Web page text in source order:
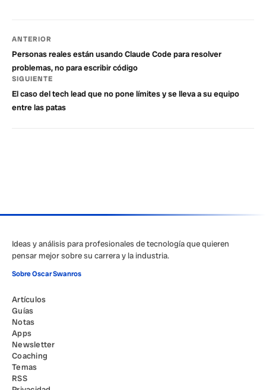
ANTERIOR
Personas reales están usando Claude Code para resolver
problemas, no para escribir código
SIGUIENTE
El caso del tech lead que no pone límites y se lleva a su equipo
entre las patas
Ideas y análisis para profesionales de tecnología que quieren
pensar mejor sobre su carrera y la industria.
Sobre Oscar Swanros
Artículos
Guías
Notas
Apps
Newsletter
Coaching
Temas
RSS